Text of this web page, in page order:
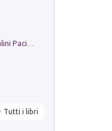
Tutti i libri